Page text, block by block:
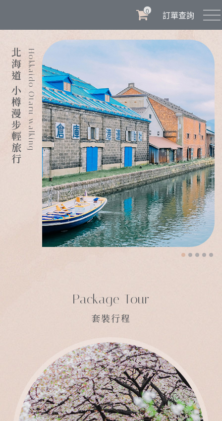
0 訂單查詢
北海道 小樽漫步輕旅行Hokkaido Otaru walking
Package Tour
套裝行程